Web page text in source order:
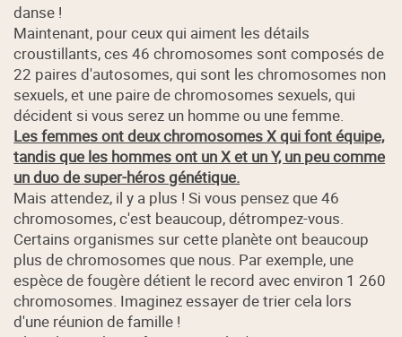
danse !
Maintenant, pour ceux qui aiment les détails
croustillants, ces 46 chromosomes sont composés de
22 paires d'autosomes, qui sont les chromosomes non
sexuels, et une paire de chromosomes sexuels, qui
décident si vous serez un homme ou une femme.
Les femmes ont deux chromosomes X qui font équipe,
tandis que les hommes ont un X et un Y, un peu comme
un duo de super-héros génétique.
Mais attendez, il y a plus ! Si vous pensez que 46
chromosomes, c'est beaucoup, détrompez-vous.
Certains organismes sur cette planète ont beaucoup
plus de chromosomes que nous. Par exemple, une
espèce de fougère détient le record avec environ 1 260
chromosomes. Imaginez essayer de trier cela lors
d'une réunion de famille !